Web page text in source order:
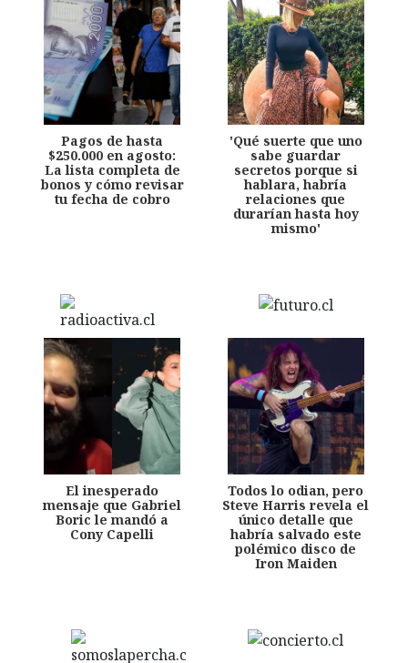
Pagos de hasta
$250.000 en agosto:
La lista completa de
bonos y cómo revisar
tu fecha de cobro
'Qué suerte que uno
sabe guardar
secretos porque si
hablara, habría
relaciones que
durarían hasta hoy
mismo'
El inesperado
mensaje que Gabriel
Boric le mandó a
Cony Capelli
Todos lo odian, pero
Steve Harris revela el
único detalle que
habría salvado este
polémico disco de
Iron Maiden